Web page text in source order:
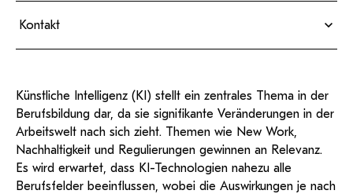
Künstliche Intelligenz (KI) stellt ein zentrales Thema in der
Berufsbildung dar, da sie signifikante Veränderungen in der
Arbeitswelt nach sich zieht. Themen wie New Work,
Nachhaltigkeit und Regulierungen gewinnen an Relevanz.
Es wird erwartet, dass KI-Technologien nahezu alle
Berufsfelder beeinflussen, wobei die Auswirkungen je nach
Berufsbildung
Kontakt
Institut für Berufspädagogik
Details zur Person
+43 664 88539-342
gerlinde.schwabl@ph-tirol.ac.at
PH-Online Profil
Dokumentationen in
Support
Anleitung
Antragsformular
sicheren Versand großer
Forschungsanträge, Formulare,
Bitte kontaktieren Sie unsere Mitarbeiter:innen nicht über
die persönliche Mailadresse, sondern über den oben
angegebenen Hilfebutton.
Service